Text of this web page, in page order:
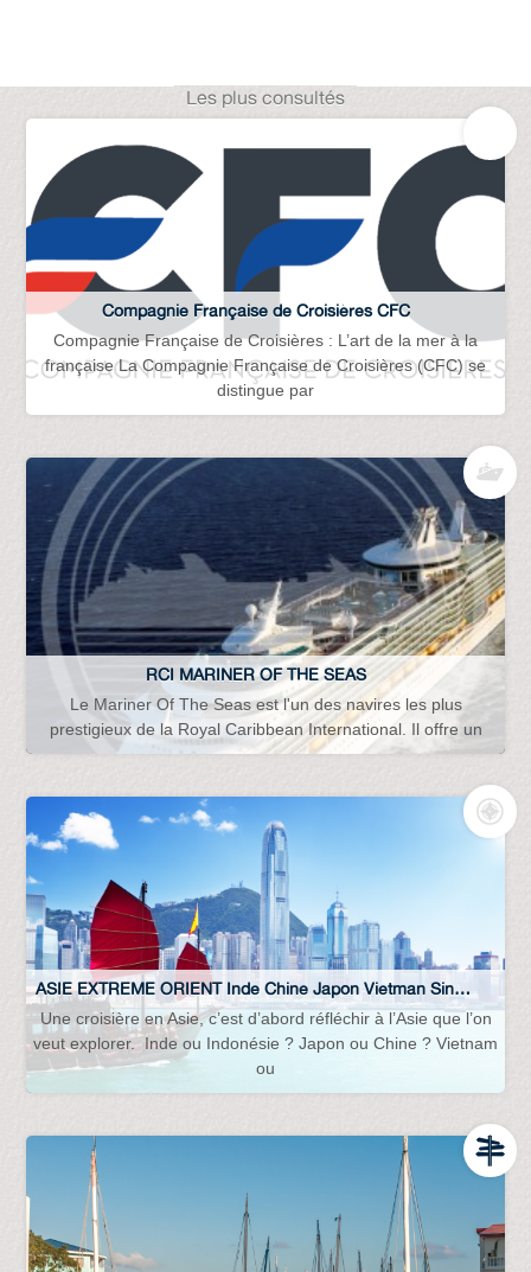
Les plus consultés
Compagnie Française de Croisières CFC
Compagnie Française de Croisières : L’art de la mer à la
française La Compagnie Française de Croisières (CFC) se
distingue par
RCI MARINER OF THE SEAS
Le Mariner Of The Seas est l'un des navires les plus
prestigieux de la Royal Caribbean International. Il offre un
ASIE EXTREME ORIENT Inde Chine Japon Vietman Singapour…
Une croisière en Asie, c’est d’abord réfléchir à l’Asie que l’on
veut explorer. Inde ou Indonésie ? Japon ou Chine ? Vietnam
ou